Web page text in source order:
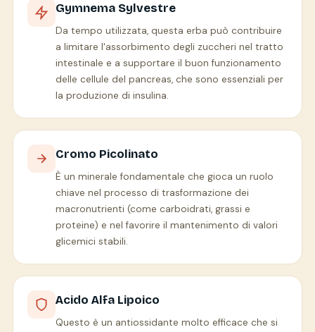
Gymnema Sylvestre
Da tempo utilizzata, questa erba può contribuire
a limitare l'assorbimento degli zuccheri nel tratto
intestinale e a supportare il buon funzionamento
delle cellule del pancreas, che sono essenziali per
la produzione di insulina.
Cromo Picolinato
È un minerale fondamentale che gioca un ruolo
chiave nel processo di trasformazione dei
macronutrienti (come carboidrati, grassi e
proteine) e nel favorire il mantenimento di valori
glicemici stabili.
Acido Alfa Lipoico
Questo è un antiossidante molto efficace che si